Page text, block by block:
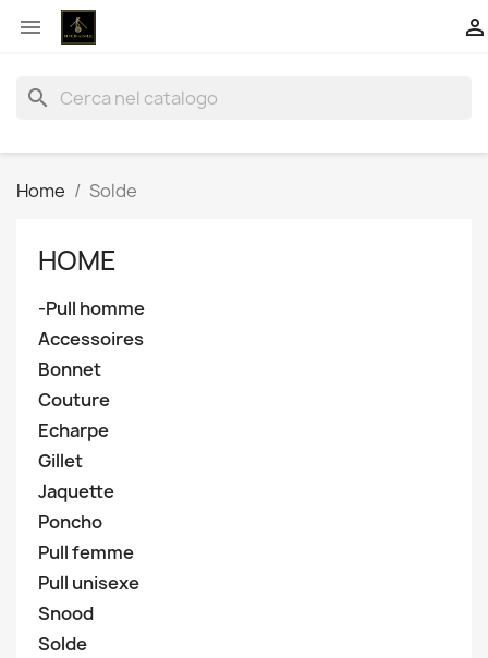
 
search
Home Solde
HOME
-Pull homme
Accessoires
Bonnet
Couture
Echarpe
Gillet
Jaquette
Poncho
Pull femme
Pull unisexe
Snood
Solde